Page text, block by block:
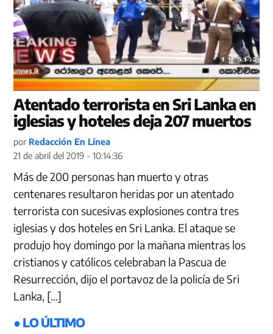
Atentado terrorista en Sri Lanka en
iglesias y hoteles deja 207 muertos
por Redacción En Línea
21 de abril del 2019 - 10:14:36
Más de 200 personas han muerto y otras
centenares resultaron heridas por un atentado
terrorista con sucesivas explosiones contra tres
iglesias y dos hoteles en Sri Lanka. El ataque se
produjo hoy domingo por la mañana mientras los
cristianos y católicos celebraban la Pascua de
Resurrección, dijo el portavoz de la policía de Sri
Lanka, […]
● LO ÚLTIMO